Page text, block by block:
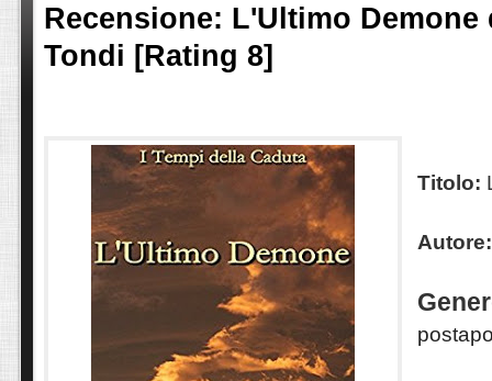
Recensione: L'Ultimo Demone
Tondi [Rating 8]
Titolo:
Autore: